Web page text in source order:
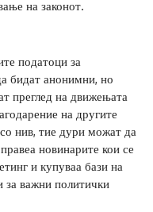
на законот.
податоци за
бидат анонимни, но
преглед на движењата
на другите
нив, тие дури можат да
новинарите кои се
и купуваа бази на
важни политички